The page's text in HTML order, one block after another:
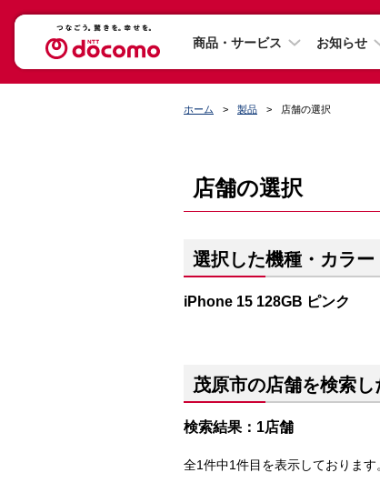
商品・サービス お知らせ
ホーム 製品 店舗の選択
店舗の選択
選択した機種・カラー
iPhone 15 128GB ピンク
茂原市の店舗を検索
検索結果：1店舗
全1件中1件目を表示しております